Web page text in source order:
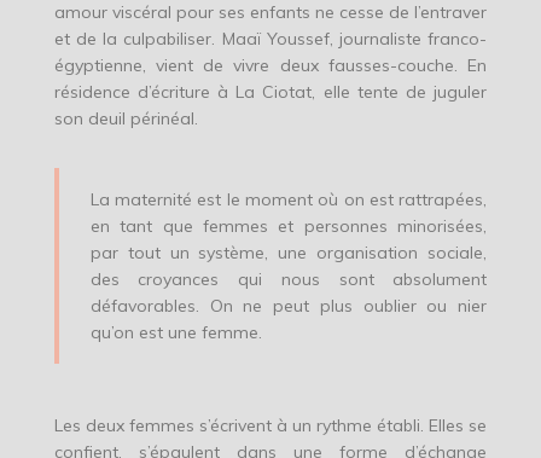
amour viscéral pour ses enfants ne cesse de l’entraver
et de la culpabiliser. Maaï Youssef, journaliste franco-
égyptienne, vient de vivre deux fausses-couche. En
résidence d’écriture à La Ciotat, elle tente de juguler
son deuil périnéal.
La maternité est le moment où on est rattrapées,
en tant que femmes et personnes minorisées,
par tout un système, une organisation sociale,
des croyances qui nous sont absolument
défavorables. On ne peut plus oublier ou nier
qu’on est une femme.
Les deux femmes s’écrivent à un rythme établi. Elles se
confient, s’épaulent dans une forme d’échange